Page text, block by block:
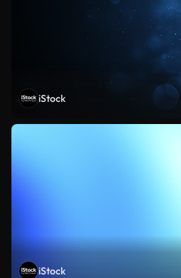
iStock
iStock